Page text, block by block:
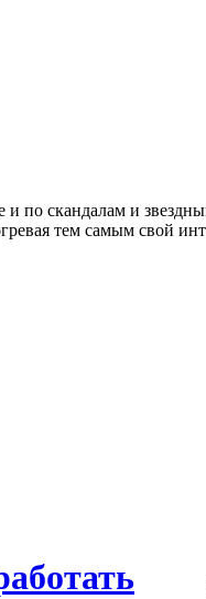
по скандалам и
тем самым свой